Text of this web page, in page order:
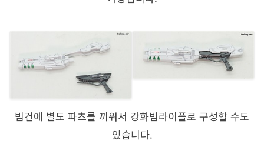
빔건에 별도 파츠를 끼워서 강화빔라이플로 구성할 수도
있습니다.